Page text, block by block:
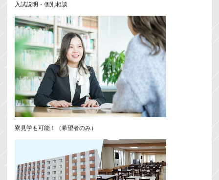
入試説明・個別相談
寮見学も可能！（希望者のみ）